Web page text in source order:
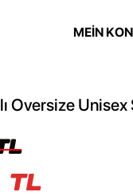
MEİN
Oversize